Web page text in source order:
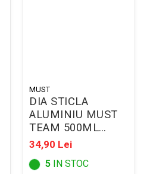
MUST
DIA STICLA
ALUMINIU MUST
TEAM 500ML
6.5*21CM BAIETI
DIVERSE MODELE
586448
34,90 Lei
5 IN STOC